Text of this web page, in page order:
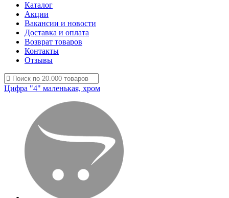
Каталог
Акции
Вакансии и новости
Доставка и оплата
Возврат товаров
Контакты
Отзывы
Цифра "4" маленькая, хром